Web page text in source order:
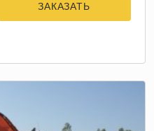
ЗАКАЗАТЬ